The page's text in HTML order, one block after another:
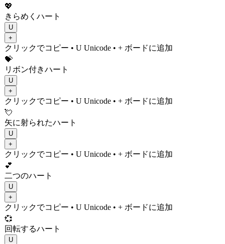
💖
きらめくハート
U
+
クリックでコピー • U Unicode • + ボードに追加
💝
リボン付きハート
U
+
クリックでコピー • U Unicode • + ボードに追加
💘
矢に射られたハート
U
+
クリックでコピー • U Unicode • + ボードに追加
💕
二つのハート
U
+
クリックでコピー • U Unicode • + ボードに追加
💞
回転するハート
U